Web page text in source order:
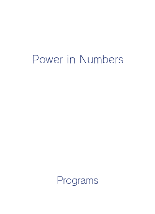
Power in Numbers
Programs